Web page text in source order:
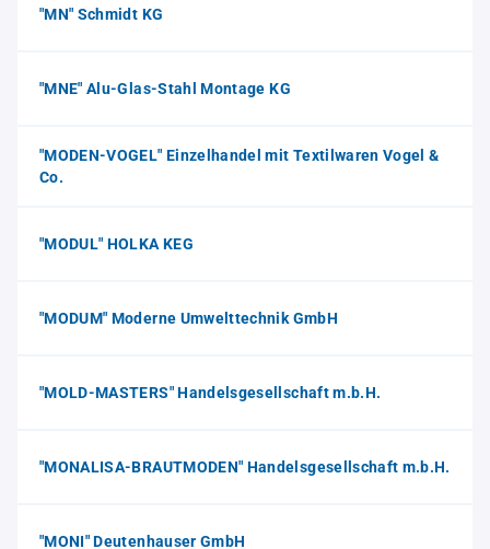
"MN" Schmidt KG
"MNE" Alu-Glas-Stahl Montage KG
"MODEN-VOGEL" Einzelhandel mit Textilwaren Vogel &
Co.
"MODUL" HOLKA KEG
"MODUM" Moderne Umwelttechnik GmbH
"MOLD-MASTERS" Handelsgesellschaft m.b.H.
"MONALISA-BRAUTMODEN" Handelsgesellschaft m.b.H.
"MONI" Deutenhauser GmbH